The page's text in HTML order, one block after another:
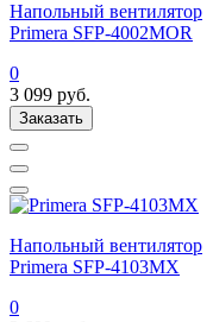
Напольный вентилятор
Primera SFP-4002MOR
0
3 099 руб.
Заказать
Напольный вентилятор
Primera SFP-4103MX
0